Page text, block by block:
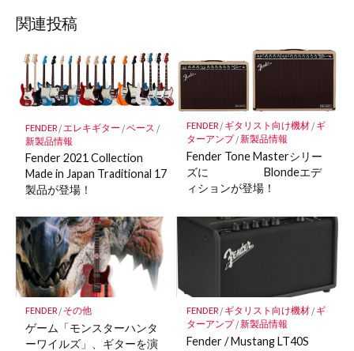
ア
マ
ー
ク
保
存
関連投稿
FENDER/ エレキギター /ベース /
新製品情報
Fender 2021 Collection
Made in Japan Traditional 17
製品が登場！
FENDER/ ギタリスト向け機材/ ギ
ターアンプ/新製品情報
Fender Tone Masterシリー
ズに Blondeエデ
ィションが登場！
FENDER/ その他
ゲーム「モンスターハンタ
ーワイルズ」、ギターを演
FENDER/ ギタリスト向け機材/ ギ
ターアンプ/新製品情報
Fender / Mustang LT40S